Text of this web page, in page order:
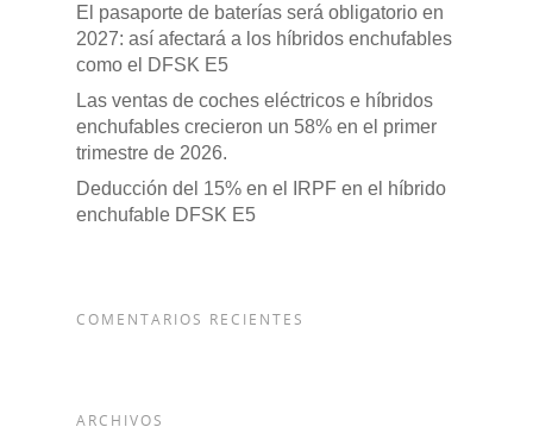
El pasaporte de baterías será obligatorio en
2027: así afectará a los híbridos enchufables
como el DFSK E5
Las ventas de coches eléctricos e híbridos
enchufables crecieron un 58% en el primer
trimestre de 2026.
Deducción del 15% en el IRPF en el híbrido
enchufable DFSK E5
COMENTARIOS RECIENTES
ARCHIVOS